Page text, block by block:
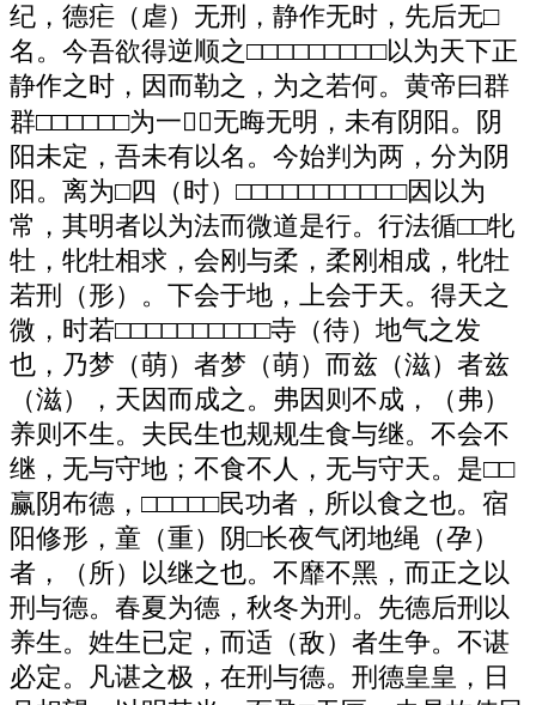
纪，德疟（虐）无刑，静作无时，先后无□
名。今吾欲得逆顺之□□□□□□□□□以为天下正
静作之时，因而勒之，为之若何。黄帝曰群
群□□□□□□为一，无晦无明，未有阴阳。阴
阳未定，吾未有以名。今始判为两，分为阴
阳。离为□四（时）□□□□□□□□□□□因以为
常，其明者以为法而微道是行。行法循□□牝
牡，牝牡相求，会刚与柔，柔刚相成，牝牡
若刑（形）。下会于地，上会于天。得天之
微，时若□□□□□□□□□□寺（待）地气之发
也，乃梦（萌）者梦（萌）而兹（滋）者兹
（滋），天因而成之。弗因则不成，（弗）
养则不生。夫民生也规规生食与继。不会不
继，无与守地；不食不人，无与守天。是□□
赢阴布德，□□□□□民功者，所以食之也。宿
阳修形，童（重）阴□长夜气闭地绳（孕）
者，（所）以继之也。不靡不黑，而正之以
刑与德。春夏为德，秋冬为刑。先德后刑以
养生。姓生已定，而适（敌）者生争。不谌
必定。凡谌之极，在刑与德。刑德皇皇，日